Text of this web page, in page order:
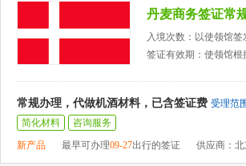
丹麦商务签证常
入境次数：以使领馆签
签证有效期：使领馆根
常规办理，代做机酒材料，已含签证费 受理范
简化材料
咨询服务
新产品
最早可办理09-27出行的签证 供应商：